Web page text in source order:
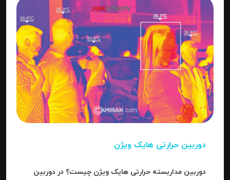
دوربین حرارتی هایک ویژن
دوربین مداربسته حرارتی هایک ویژن چیست؟ در دوربین